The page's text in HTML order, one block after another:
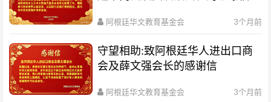
阿根廷华文教育基金会 3个月前
守望相助:致阿根廷华人进出口商
会及薛文强会长的感谢信
阿根廷华文教育基金会 3个月前